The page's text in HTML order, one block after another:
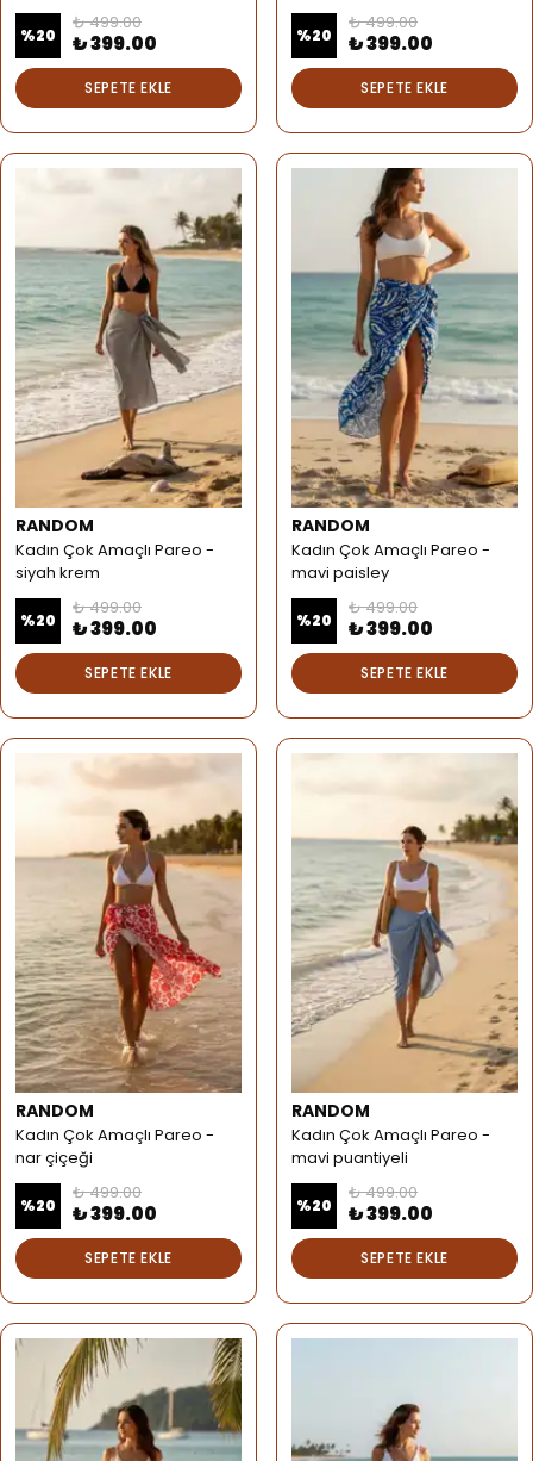
%20
₺ 499.00
₺ 399.00
SEPETE EKLE
%20
₺ 499.00
₺ 399.00
SEPETE EKLE
RANDOM
Kadın Çok Amaçlı Pareo -
siyah krem
%20
₺ 499.00
₺ 399.00
SEPETE EKLE
RANDOM
Kadın Çok Amaçlı Pareo -
mavi paisley
%20
₺ 499.00
₺ 399.00
SEPETE EKLE
RANDOM
Kadın Çok Amaçlı Pareo -
nar çiçeği
%20
₺ 499.00
₺ 399.00
SEPETE EKLE
RANDOM
Kadın Çok Amaçlı Pareo -
mavi puantiyeli
%20
₺ 499.00
₺ 399.00
SEPETE EKLE